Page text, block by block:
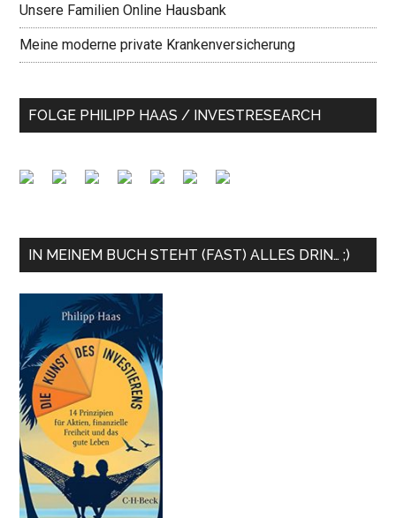
Unsere Familien Online Hausbank
Meine moderne private Krankenversicherung
FOLGE PHILIPP HAAS / INVESTRESEARCH
IN MEINEM BUCH STEHT (FAST) ALLES DRIN… ;)